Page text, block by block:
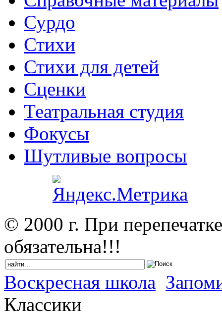
Сурдо
Стихи
Стихи для детей
Сценки
Театральная студия
Фокусы
Шутливые вопросы
© 2000 г. При
обязательна!!!
Воскресная школа
Классики